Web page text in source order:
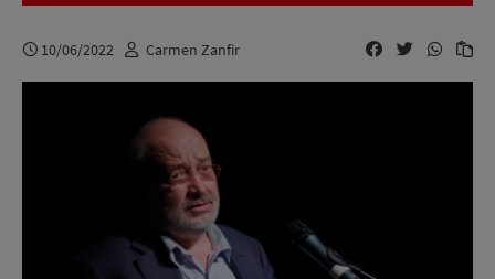
10/06/2022 Carmen Zanfir